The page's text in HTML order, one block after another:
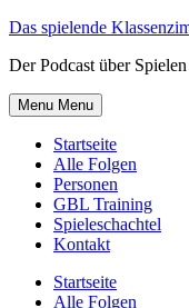
Skip
content
Das spielende
Der Podcast über
Menu Menu
Startseite
Alle Folgen
Personen
GBL Training
Spieleschachtel
Kontakt
Startseite
Alle Folgen